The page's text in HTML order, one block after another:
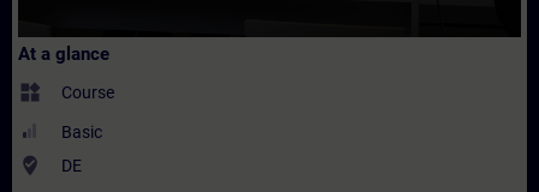
At a glance
widgets Course
Basic
where_to_vote DE